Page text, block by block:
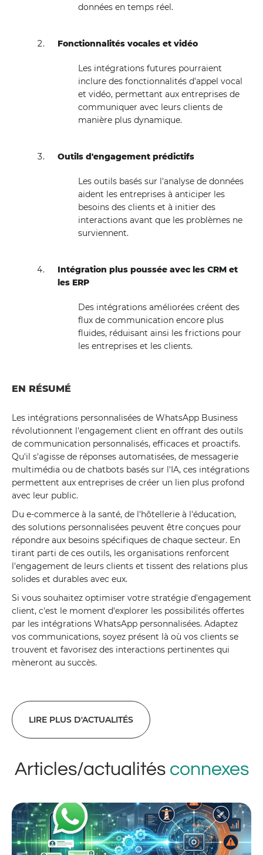
données en temps réel.
Fonctionnalités vocales et vidéo
Les intégrations futures pourraient
inclure des fonctionnalités d'appel vocal
et vidéo, permettant aux entreprises de
communiquer avec leurs clients de
manière plus dynamique.
Outils d'engagement prédictifs
Les outils basés sur l'analyse de données
aident les entreprises à anticiper les
besoins des clients et à initier des
interactions avant que les problèmes ne
surviennent.
Intégration plus poussée avec les CRM et
les ERP
Des intégrations améliorées créent des
flux de communication encore plus
fluides, réduisant ainsi les frictions pour
les entreprises et les clients.
EN RÉSUMÉ
Les intégrations personnalisées de WhatsApp Business
révolutionnent l'engagement client en offrant des outils
de communication personnalisés, efficaces et proactifs.
Qu'il s'agisse de réponses automatisées, de messagerie
multimédia ou de chatbots basés sur l'IA, ces intégrations
permettent aux entreprises de créer un lien plus profond
avec leur public.
Du e-commerce à la santé, de l'hôtellerie à l'éducation,
des solutions personnalisées peuvent être conçues pour
répondre aux besoins spécifiques de chaque secteur. En
tirant parti de ces outils, les organisations renforcent
l'engagement de leurs clients et tissent des relations plus
solides et durables avec eux.
Si vous souhaitez optimiser votre stratégie d'engagement
client, c'est le moment d'explorer les possibilités offertes
par les intégrations WhatsApp personnalisées. Adaptez
vos communications, soyez présent là où vos clients se
trouvent et favorisez des interactions pertinentes qui
mèneront au succès.
LIRE PLUS D'ACTUALITÉS
Articles/actualités connexes